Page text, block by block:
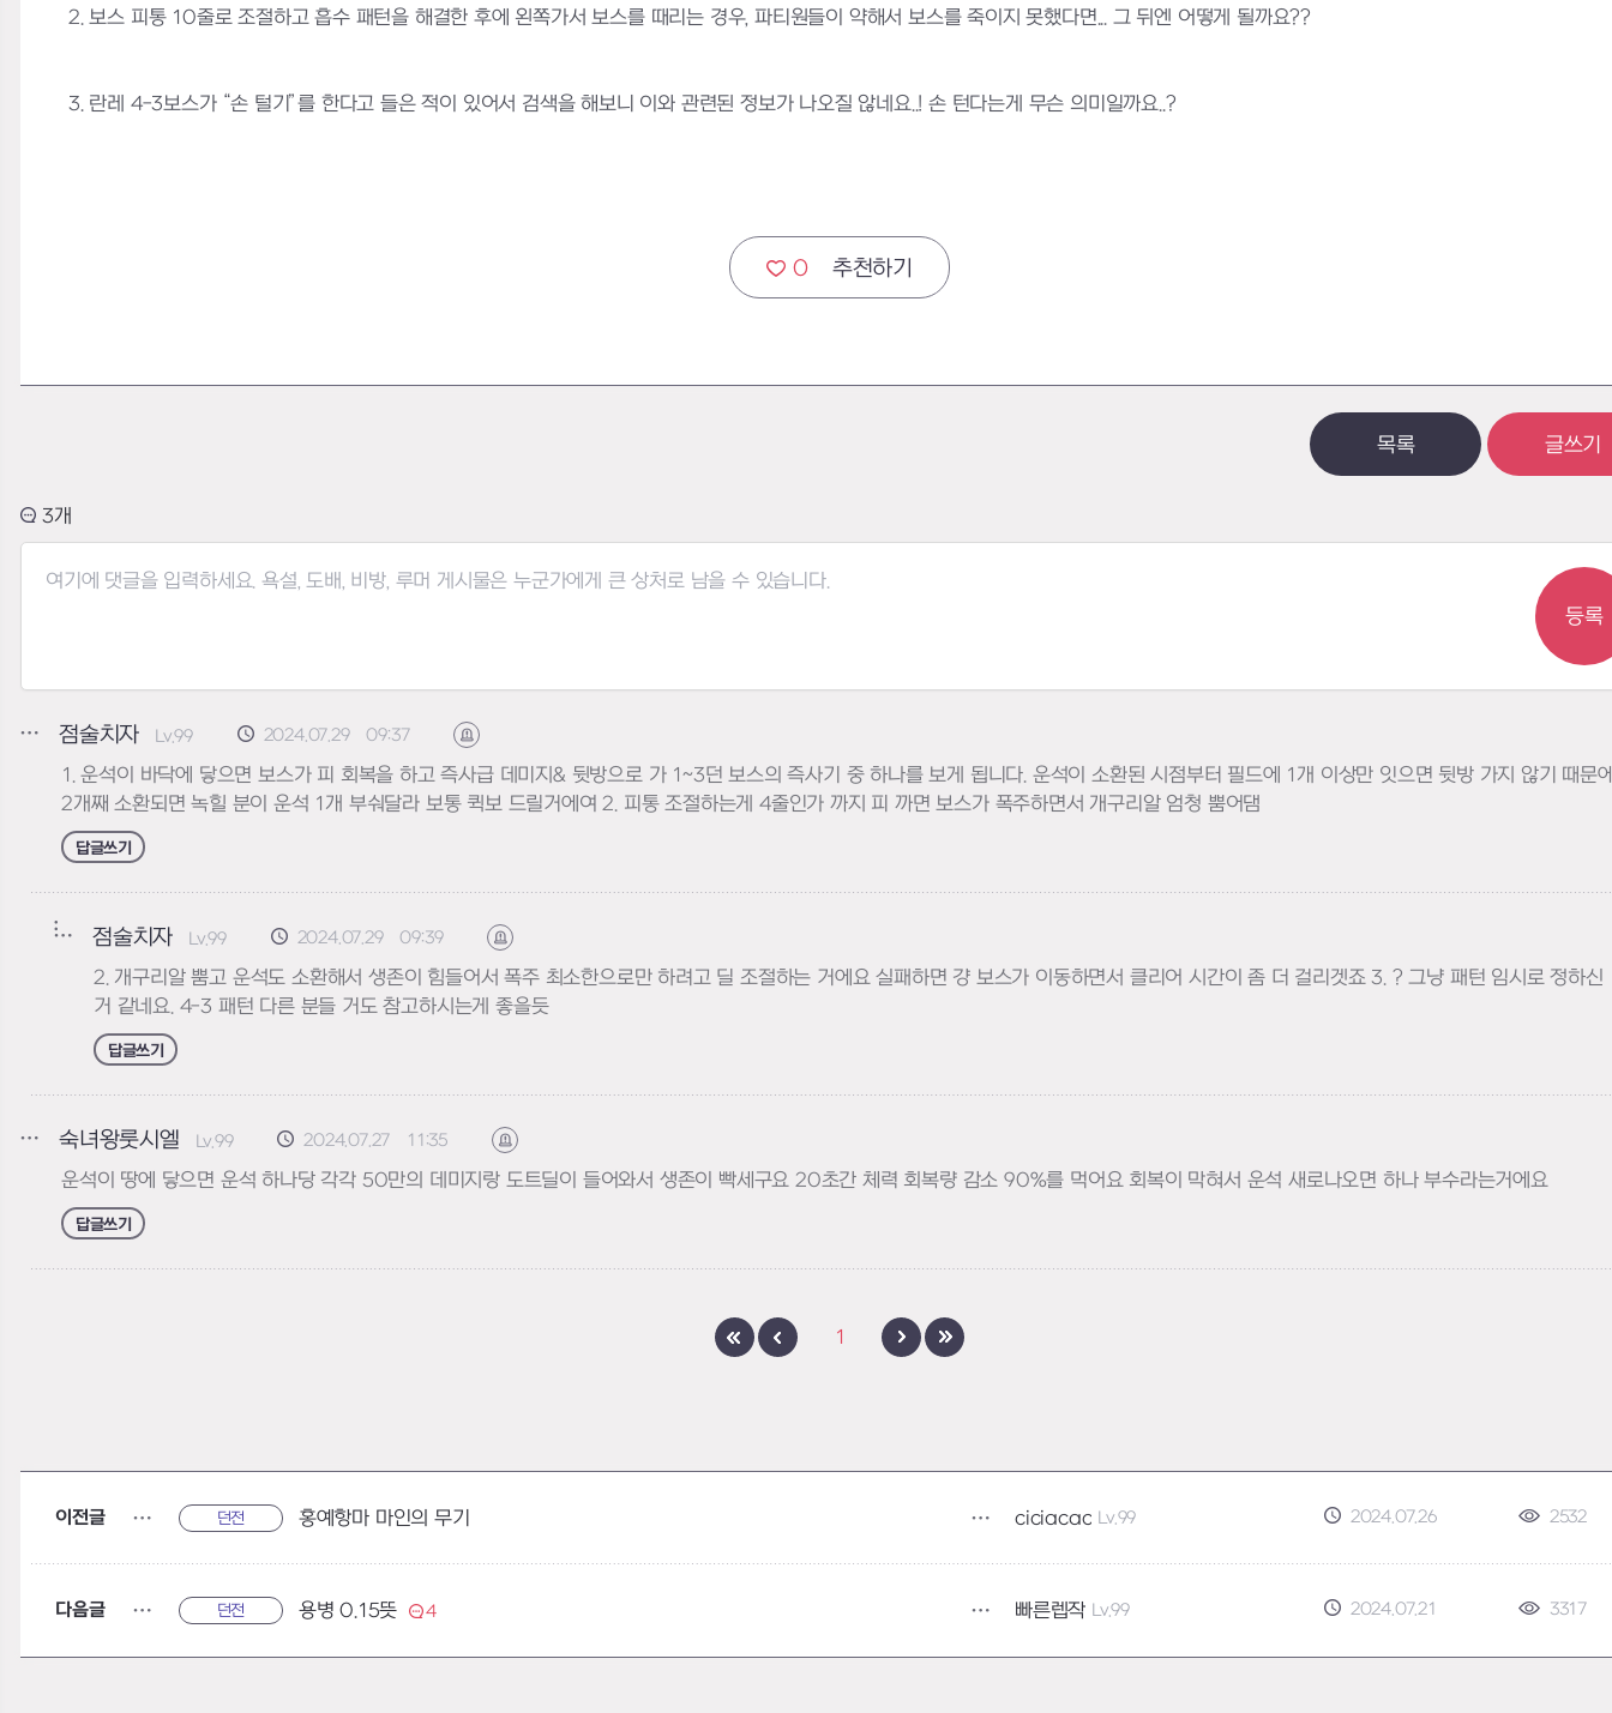
2. 보스 피통 10줄로 조절하고 흡수 패턴을 해결한 후에 왼쪽가서 보스를 때리는 경우, 파티원들이 약해서 보스를 죽이지 못했다면... 그 뒤엔 어떻게 될까요??
3. 란레 4-3보스가 “손 털기”를 한다고 들은 적이 있어서 검색을 해보니 이와 관련된 정보가 나오질 않네요..! 손 턴다는게 무슨 의미일까요..?
0 추천하기
목록 글쓰기
3
등록
점술치자 Lv.99 2024.07.29 09:37 신고하기
1. 운석이 바닥에 닿으면 보스가 피 회복을 하고 즉사급 데미지& 뒷방으로 가 1~3던 보스의 즉사기 중 하나를 보게 됩니다. 운석이 소환된 시점부터 필드에 1개 이상만 잇으면 뒷방 가지 않기 때문
2개째 소환되면 녹힐 분이 운석 1개 부숴달라 보통 퀵보 드릴거에여 2. 피통 조절하는게 4줄인가 까지 피 까면 보스가 폭주하면서 개구리알 엄청 뿜어댐
답글쓰기
점술치자 Lv.99 2024.07.29 09:39 신고하기
2. 개구리알 뿜고 운석도 소환해서 생존이 힘들어서 폭주 최소한으로만 하려고 딜 조절하는 거에요 실패하면 걍 보스가 이동하면서 클리어 시간이 좀 더 걸리겟죠 3. ? 그냥 패턴 임시로 정하신
거 같네요. 4-3 패턴 다른 분들 거도 참고하시는게 좋을듯
답글쓰기
숙녀왕룻시엘 Lv.99 2024.07.27 11:35 신고하기
운석이 땅에 닿으면 운석 하나당 각각 50만의 데미지랑 도트딜이 들어와서 생존이 빡세구요 20초간 체력 회복량 감소 90%를 먹어요 회복이 막혀서 운석 새로나오면 하나 부수라는거에요
답글쓰기
1
이전글 던전 홍예항마 마인의 무기 ciciacac Lv.99 2024.07.26 2532
다음글 던전 용병 0.15뜻 4 빠른렙작 Lv.99 2024.07.21 3317